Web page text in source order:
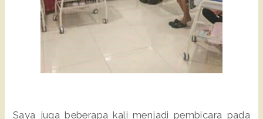
Saya juga beberapa kali menjadi pembicara pada